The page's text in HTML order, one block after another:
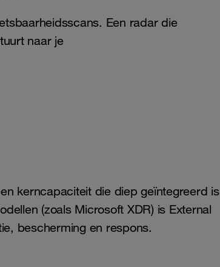
Een radar die
naar je
kerncapaciteit die diep geïntegreerd is
(zoals Microsoft XDR) is External
bescherming en respons.